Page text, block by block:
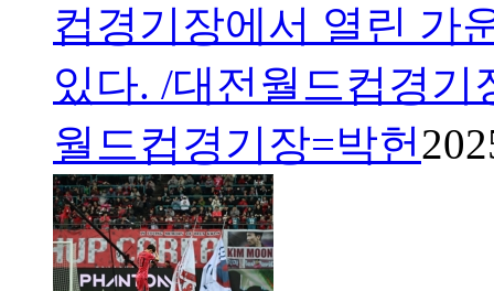
컵경기장에서 열린 가
있다. /대전월드컵경
월드컵경기장=박헌